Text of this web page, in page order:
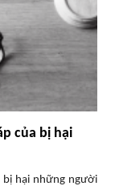
của bị hại
bị hại những người